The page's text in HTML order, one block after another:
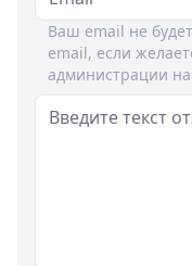
Ваш email не
email, если
администрации